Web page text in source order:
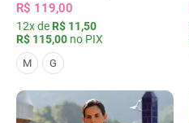
R$ 119,00
12x de R$ 11,50
R$ 115,00 no PIX
M G